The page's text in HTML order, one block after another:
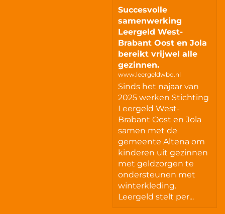
Succesvolle
samenwerking
Leergeld West-
Brabant Oost en Jola
bereikt vrijwel alle
gezinnen.
www.leergeldwbo.nl
Sinds het najaar van
2025 werken Stichting
Leergeld West-
Brabant Oost en Jola
samen met de
gemeente Altena om
kinderen uit gezinnen
met geldzorgen te
ondersteunen met
winterkleding.
Leergeld stelt per...